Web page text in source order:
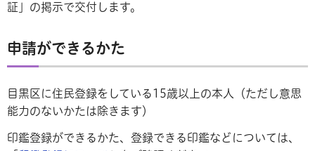
証」の掲示で交付します。
申請ができるかた
目黒区に住民登録をしている15歳以上の本人（ただし意思
能力のないかたは除きます）
印鑑登録ができるかた、登録できる印鑑などについては、